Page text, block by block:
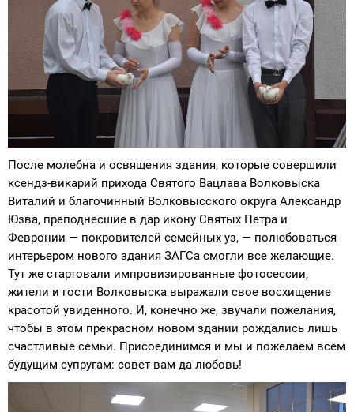
После молебна и освящения здания, которые совершили
ксендз-викарий прихода Святого Вацлава Волковыска
Виталий и благочинный Волковысского округа Александр
Юзва, преподнесшие в дар икону Святых Петра и
Февронии — покровителей семейных уз, — полюбоваться
интерьером нового здания ЗАГСа смогли все желающие.
Тут же стартовали импровизированные фотосессии,
жители и гости Волковыска выражали свое восхищение
красотой увиденного. И, конечно же, звучали пожелания,
чтобы в этом прекрасном новом здании рождались лишь
счастливые семьи. Присоединимся и мы и пожелаем всем
будущим супругам: совет вам да любовь!